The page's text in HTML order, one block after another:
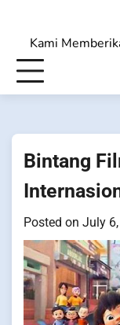
contentKami
Bintang
Posted on July